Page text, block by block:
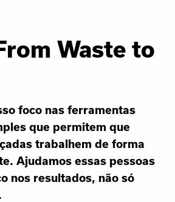
Waste to
foco nas ferramentas
que permitem que
trabalhem de forma
Ajudamos essas pessoas
nos resultados, não só